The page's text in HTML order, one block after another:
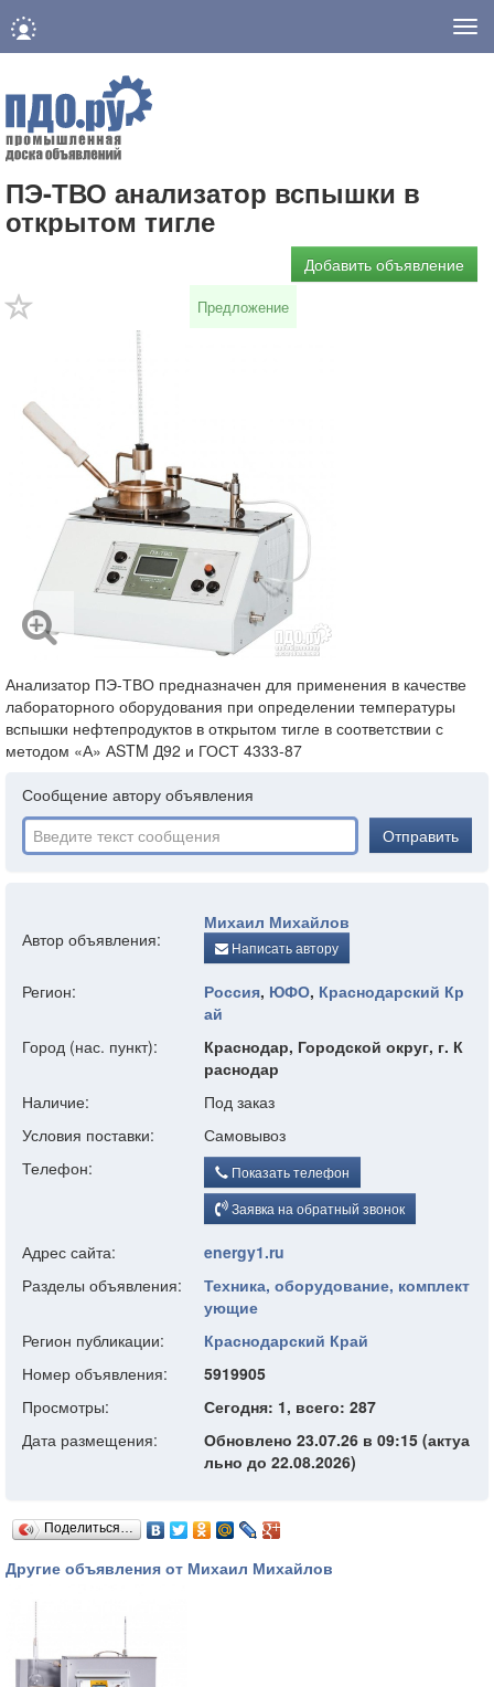
ПЭ-ТВО анализатор вспышки в
открытом тигле
Добавить объявление
Предложение
Анализатор ПЭ-ТВО предназначен для применения в качестве
лабораторного оборудования при определении температуры
вспышки нефтепродуктов в открытом тигле в соответствии с
методом «А» АSTM Д92 и ГОСТ 4333-87
Сообщение автору объявления
Отправить
Автор объявления:
Михаил Михайлов
Написать автору
Регион: Россия, ЮФО, Краснодарский Кр
ай
Город (нас. пункт):
Краснодар, Городской округ, г. К
раснодар
Наличие:
Под заказ
Условия поставки:
Самовывоз
Телефон:
Показать телефон
Заявка на обратный звонок
Адрес сайта:
energy1.ru
Разделы объявления:
Техника, оборудование, комплект
ующие
Регион публикации:
Краснодарский Край
Номер объявления:
5919905
Просмотры:
Сегодня: 1, всего: 287
Дата размещения:
Обновлено 23.07.26 в 09:15 (актуа
льно до 22.08.2026)
Поделиться…
Другие объявления от Михаил Михайлов